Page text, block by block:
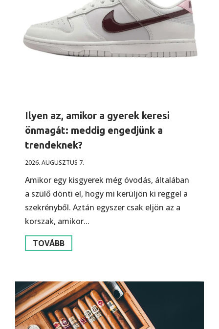
Ilyen az, amikor a gyerek keresi
önmagát: meddig engedjünk a
trendeknek?
2026. AUGUSZTUS 7.
Amikor egy kisgyerek még óvodás, általában
a szülő dönti el, hogy mi kerüljön ki reggel a
szekrényből. Aztán egyszer csak eljön az a
korszak, amikor...
TOVÁBB